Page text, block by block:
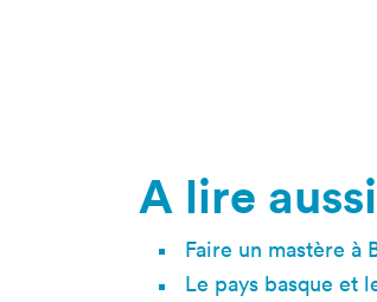
A lire
Faire un mastère à
Le pays basque et